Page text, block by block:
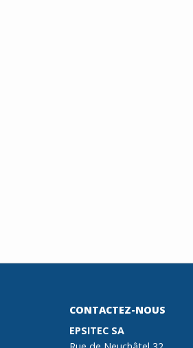
CONTACTEZ-NOUS
EPSITEC SA